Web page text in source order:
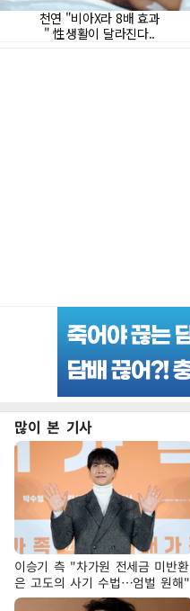
많이 본 기사
이승기 측 "차가원 전세금 미반환
은 고도의 사기 수법…엄벌 원해"